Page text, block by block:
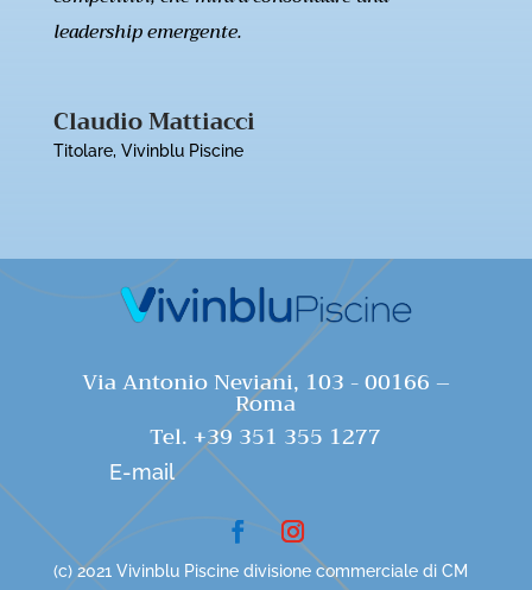
leadership emergente.
Claudio Mattiacci
Titolare, Vivinblu Piscine
Via Antonio Neviani, 103 - 00166 –
Roma
Tel. +39 351 355 1277
E-mail
(c) 2021 Vivinblu Piscine divisione commerciale di CM